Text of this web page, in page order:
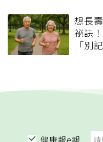
想長
祕訣
「別